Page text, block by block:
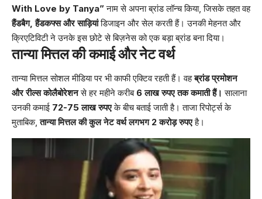
With Love by Tanya”नाम से अपना ब्रांड लॉन्च किया, जिसके तहत वह
हैंडबैग, हैंडकफ्स और साड़ियांडिजाइन और सेल करती हैं। उनकी मेहनत और
क्रिएटिविटी ने उनके इस छोटे से बिज़नेस को एक बड़ा ब्रांड बना दिया।
तान्या मित्तल की कमाई और नेट वर्थ
तान्या मित्तल सोशल मीडिया पर भी काफी एक्टिव रहती हैं। वहब्रांड प्रमोशन
और रील्स कोलैबोरेशनसे हर महीने करीब 6 लाख रुपए तक कमाती हैं।सालाना
उनकी कमाई 72-75 लाख रुपएके बीच बताई जाती है। ताजा रिपोर्ट्स के
मुताबिक,तान्या मित्तल की कुल नेट वर्थ लगभग 2 करोड़ रुपएहै।